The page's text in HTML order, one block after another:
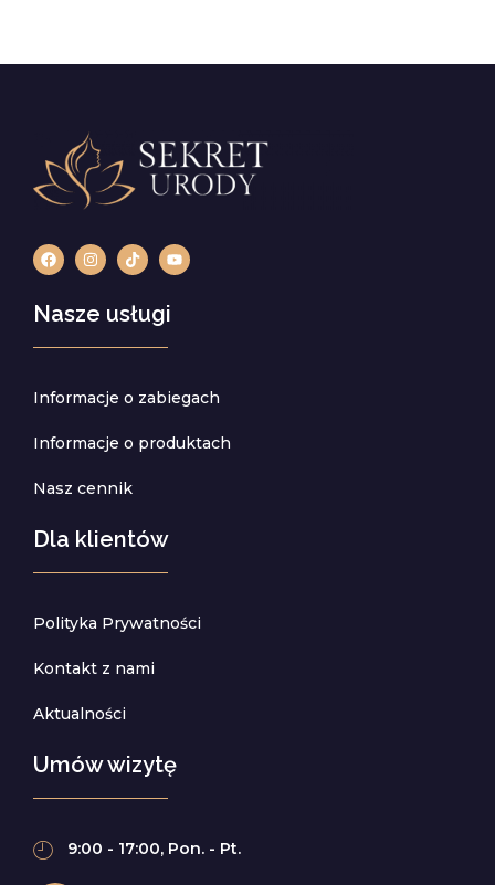
Nasze usługi
Informacje o zabiegach
Informacje o produktach
Nasz cennik
Dla klientów
Polityka Prywatności
Kontakt z nami
Aktualności
Umów wizytę
9:00 - 17:00, Pon. - Pt.